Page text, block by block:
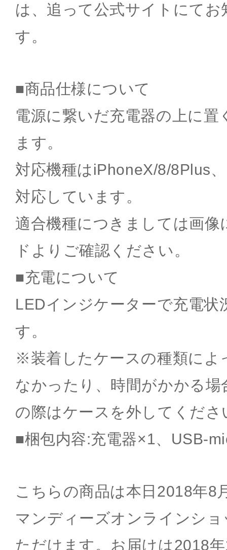
は、追って公式サイトにて
す。
■商品仕様について
電源に繋いだ充電器の上に置
ます。
対応機種はiPhoneX/8/8Plus
対応しています。
適合機種につきましては画像
ドよりご確認ください。
■充電について
LEDインジケーターで充電状
す。
※装着したケースの種類によ
なかったり、時間がかかる
の際はケースを外してくださ
■梱包内容:充電器×1、USB-
こちらの商品は本日2018年8
マンディーズオンラインシ
ただけます。お届けは2018